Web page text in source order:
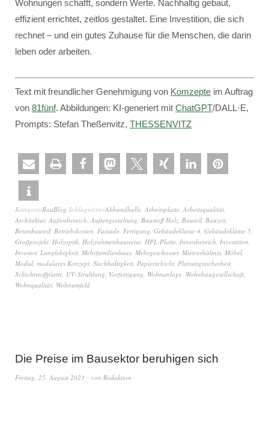
Wohnungen schafft, sondern Werte. Nachhaltig gebaut,
effizient errichtet, zeitlos gestaltet. Eine Investition, die sich
rechnet – und ein gutes Zuhause für die Menschen, die darin
leben oder arbeiten.
Text mit freundlicher Genehmigung von Komzepte im Auftrag
von 81fünf. Abbildungen: KI-generiert mit ChatGPT/DALL·E,
Prompts: Stefan Theßenvitz, THESSENVITZ
KategorieBauBlog SchlagwörterAbbundhalle, Arbeitsplatte, Arbeitsqualität,
Architektur, Außenbereich, Außengestaltung, Baustoff Holz, Bauteil, Bauzeit,
Betonbauteil, Betriebskosten, Fassade, Fertigung, Gebäudeklasse 4, Gebäudeklasse 5,
Großprojekt, Holzoptik, Holzrahmenbauweise, HPL-Platte, Innenbereich, Investition,
Investor, Langlebigkeit, Mehrfamilienhaus, Mehrgeschosser, Mietverhältnis, Möbel,
Modul, modulares Konzept, Nachhaltigkeit, Papierschicht, Planungssicherheit,
Schichtstoffplatte, UV-Strahlung, Vorfertigung, Wohnanlage, Wohnbaugesellschaft,
Wohnqualität, Wohnumfeld
Die Preise im Bausektor beruhigen sich
Freitag, 25. August 2023 von Redaktion